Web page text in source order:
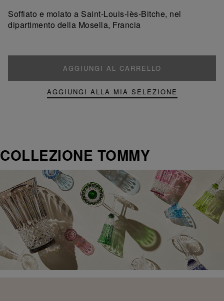
Soffiato e molato a Saint-Louis-lès-Bitche, nel
dipartimento della Mosella, Francia
AGGIUNGI AL CARRELLO
AGGIUNGI ALLA MIA SELEZIONE
COLLEZIONE TOMMY